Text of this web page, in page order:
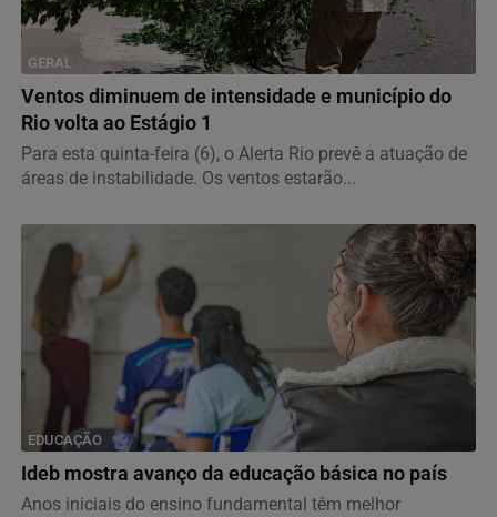
GERAL
Ventos diminuem de intensidade e município do
Rio volta ao Estágio 1
Para esta quinta-feira (6), o Alerta Rio prevê a atuação de
áreas de instabilidade. Os ventos estarão...
EDUCAÇÃO
Ideb mostra avanço da educação básica no país
Anos iniciais do ensino fundamental têm melhor